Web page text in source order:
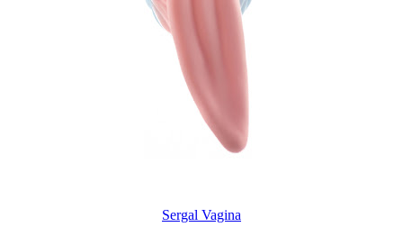
Sergal Vagina